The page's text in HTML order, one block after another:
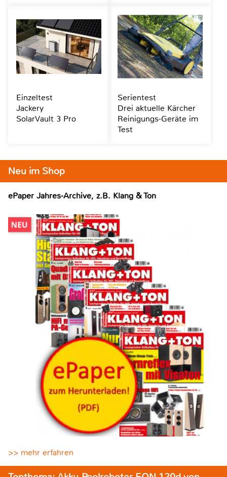
Neu im Shop
ePaper Jahres-Archive, z.B. Klang & Ton
>> mehr erfahren
Einzeltest
Jackery
SolarVault 3 Pro
Serientest
Drei aktuelle Kärcher
Reinigungs-Geräte im
Test